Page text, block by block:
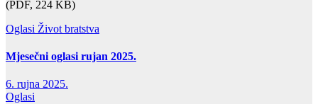
(PDF, 224 KB)
Oglasi Život bratstva
Mjesečni oglasi rujan 2025.
6. rujna 2025.
Oglasi